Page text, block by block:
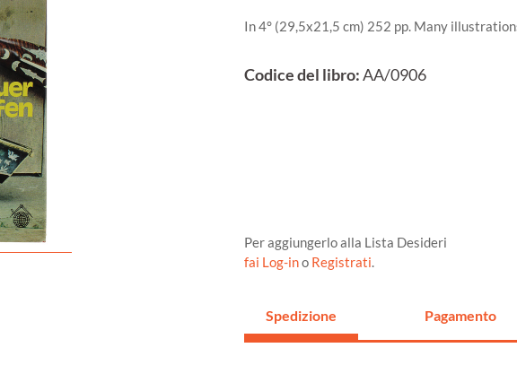
In 4° (29,5x21,5 cm) 252 pp. Many
Codice del libro:AA/0906
Per aggiungerlo alla Lista Desideri
fai Log-ino Registrati.
Spedizione Pagamento